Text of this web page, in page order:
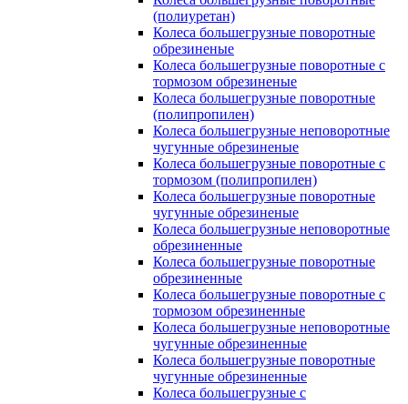
(полиуретан)
Колеса большегрузные поворотные
обрезиненые
Колеса большегрузные поворотные с
тормозом обрезиненые
Колеса большегрузные поворотные
(полипропилен)
Колеса большегрузные неповоротные
чугунные обрезиненые
Колеса большегрузные поворотные с
тормозом (полипропилен)
Колеса большегрузные поворотные
чугунные обрезиненые
Колеса большегрузные неповоротные
обрезиненные
Колеса большегрузные поворотные
обрезиненные
Колеса большегрузные поворотные с
тормозом обрезиненные
Колеса большегрузные неповоротные
чугунные обрезиненные
Колеса большегрузные поворотные
чугунные обрезиненные
Колеса большегрузные с